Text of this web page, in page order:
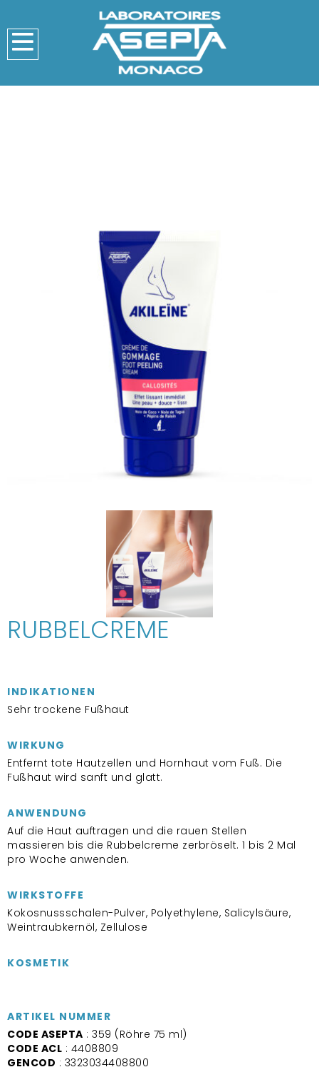
RUBBELCREME
INDIKATIONEN
Sehr trockene Fußhaut
WIRKUNG
Entfernt tote Hautzellen und Hornhaut vom Fuß. Die
Fußhaut wird sanft und glatt.
ANWENDUNG
Auf die Haut auftragen und die rauen Stellen
massieren bis die Rubbelcreme zerbröselt. 1 bis 2 Mal
pro Woche anwenden.
WIRKSTOFFE
Kokosnussschalen-Pulver, Polyethylene, Salicylsäure,
Weintraubkernöl, Zellulose
KOSMETIK
ARTIKEL NUMMER
CODE ASEPTA : 359 (Röhre 75 ml)
CODE ACL : 4408809
GENCOD : 3323034408800